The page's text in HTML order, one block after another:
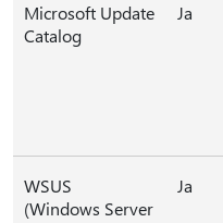
Microsoft Update
Catalog
Ja
WSUS
(Windows Server
Ja